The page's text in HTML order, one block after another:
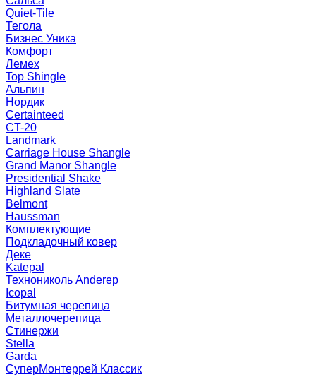
Quiet-Tile
Тегола
Бизнес Уника
Комфорт
Лемех
Top Shingle
Альпин
Нордик
Certainteed
CT-20
Landmark
Carriage House Shangle
Grand Manor Shangle
Presidential Shake
Highland Slate
Belmont
Haussman
Комплектующие
Подкладочный ковер
Деке
Katepal
Технониколь Anderep
Icopal
Битумная черепица
Металлочерепица
Стинержи
Stella
Garda
СуперМонтеррей Классик